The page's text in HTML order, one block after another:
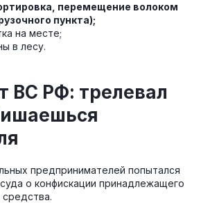
перемещение волоком
пункта);
на месте;
в лесу.
ВС РФ: трелевал
предпринимателей попытался
о конфискации принадлежащего